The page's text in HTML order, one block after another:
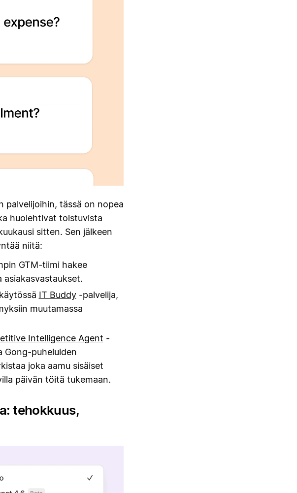
tässä on nopea
huolehtivat toistuvista
sitten. Sen jälkeen
niitä:
GTM-tiimi hakee
asiakasvastaukset.
IT Buddy-palvelija,
muutamassa
Intelligence Agent -
Gong-puheluiden
joka aamu sisäiset
päivän töitä tukemaan.
tehokkuus,